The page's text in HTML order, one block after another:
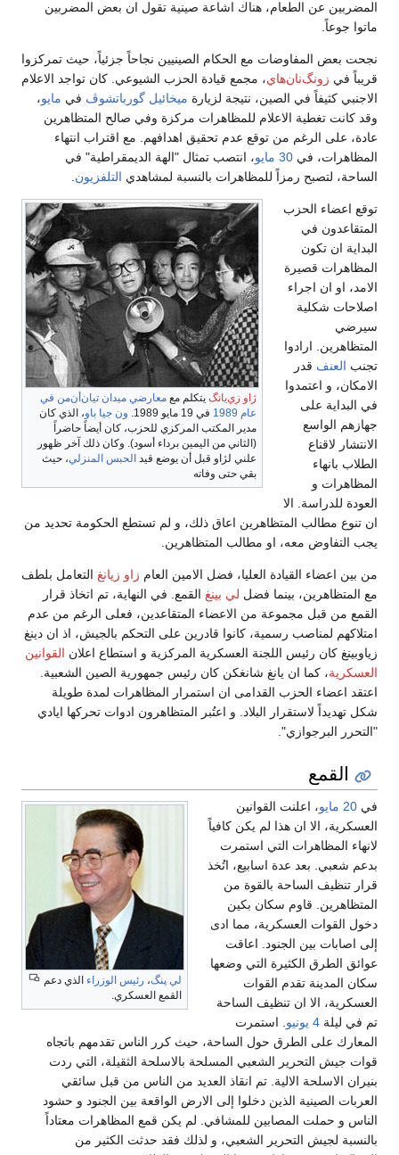
المضربين عن الطعام، هناك اشاعة صينية تقول ان بعض المضربين
ماتوا جوعاً.
نجحت بعض المفاوضات مع الحكام الصينيين نجاحاً جزئياً، حيث تمركزوا
قريباً في زونگ‌نان‌هاي، مجمع قيادة الحزب الشيوعي. كان تواجد الاعلام
الاجنبي كثيفاً في الصين، نتيجة لزيارة ميخائيل گورباتشوڤ في مايو،
وقد كانت تغطية الاعلام للمظاهرات مركزة وفي صالح المتظاهرين
عادة، على الرغم من توقع عدم تحقيق اهدافهم. مع اقتراب انتهاء
المظاهرات، في 30 مايو
، انتصب تمثال "الهة الديمقراطية" في
الساحة، لتصبح رمزاً للمظاهرات بالنسبة لمشاهدي التلفزيون
ژاو زي‌يانگ يتكلم مع معارضي ميدان تيان‌أن‌من في
عام 1989
في 19 مايو 1989. ون جيا باو، الذي كان
مدير المكتب المركزي للحزب، كان أيضاً حاضراً
(الثاني من اليمين برداء أسود). وكان ذلك آخر ظهور
علني لژاو قبل أن يوضع قيد الحبس المنزلي، حيث
بقي حتى وفاته
توقع اعضاء الحزب
المتقاعدون في
البداية ان تكون
المظاهرات قصيرة
الامد، او ان اجراء
اصلاحات شكلية
سيرضي
المتظاهرين. ارادوا
تجنب العنف قدر
الامكان، و اعتمدوا
في البداية على
جهازهم الواسع
الانتشار لاقناع
الطلاب بانهاء
المظاهرات و
العودة للدراسة. الا
ان تنوع مطالب المتظاهرين اعاق ذلك، و لم تستطع الحكومة تحديد من
يجب التفاوض معه، او مطالب المتظاهرين.
من بين اعضاء القيادة العليا، فضل الامين العام زاو زيانغ التعامل بلطف
مع المتظاهرين، بينما فضل لي بينغ القمع. في النهاية، تم اتخاذ قرار
القمع من قبل مجموعة من الاعضاء المتقاعدين، فعلى الرغم من عدم
امتلاكهم لمناصب رسمية، كانوا قادرين على التحكم بالجيش، اذ ان دينغ
زياوبينغ كان رئيس اللجنة العسكرية المركزية و استطاع اعلان القوانين
العسكرية، كما ان يانغ شانغكن كان رئيس جمهورية الصين الشعبية.
اعتقد اعضاء الحزب القدامى ان استمرار المظاهرات لمدة طويلة
شكل تهديداً لاستقرار البلاد. و اعتُبر المتظاهرون ادوات تحركها ايادي
"التحرر البرجوازي".
القمع
لي پنگ، رئيس الوزراء الذي دعم
القمع العسكري.
في 20 مايو
، اعلنت القوانين
العسكرية، الا ان هذا لم يكن كافياً
لانهاء المظاهرات التي استمرت
بدعم شعبي. بعد عدة اسابيع، اتُخذ
قرار تنظيف الساحة بالقوة من
المتظاهرين. قاوم سكان بكين
دخول القوات العسكرية، مما ادى
إلى اصابات بين الجنود. اعاقت
عوائق الطرق الكثيرة التي وضعها
سكان المدينة تقدم القوات
العسكرية، الا ان تنظيف الساحة
تم في ليلة 4 يونيو
. استمرت
المعارك على الطرق حول الساحة، حيث كرر الناس تقدمهم باتجاه
قوات جيش التحرير الشعبي المسلحة بالاسلحة الثقيلة، التي ردت
بنيران الاسلحة الالية. تم انقاذ العديد من الناس من قبل سائقي
العربات الصينية الذين دخلوا إلى الارض الواقعة بين الجنود و حشود
الناس و حملت المصابين للمشافي. لم يكن قمع المظاهرات معتاداً
بالنسبة لجيش التحرير الشعبي، و لذلك فقد حدثت الكثير من